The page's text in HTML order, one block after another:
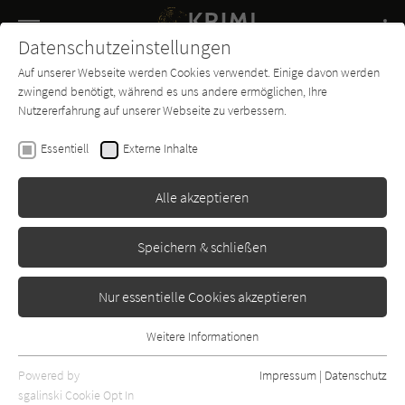
SUCHE
Buch-
Entdecker
Forum Charts
James Patterson
... denn zum Küssen sind sie da
Erschienen: Januar 1995 Bibliogr. Angaben
Datenschutzeinstellungen
Auf unserer Webseite werden Cookies verwendet. Einige davon werden
zwingend benötigt, während es uns andere ermöglichen, Ihre
Nutzererfahrung auf unserer Webseite zu verbessern.
Essentiell Externe Inhalte
Alle akzeptieren
Speichern & schließen
Nur essentielle Cookies akzeptieren
Essentielle Cookies werden für grundlegende Funktionen der
Webseite benötigt. Dadurch ist gewährleistet, dass die Webseite
Weitere Informationen
Powered by
sgalinski Cookie Opt In
Impressum | Datenschutz